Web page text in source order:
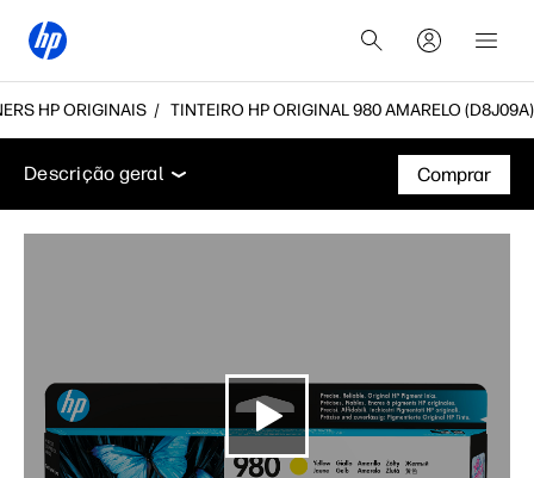
HP ORIGINAIS TINTEIRO HP ORIGINAL 980 AMARELO (D8J09A)
Descrição geral
Suporte
Descrição geral
Descrição geral
Comprar